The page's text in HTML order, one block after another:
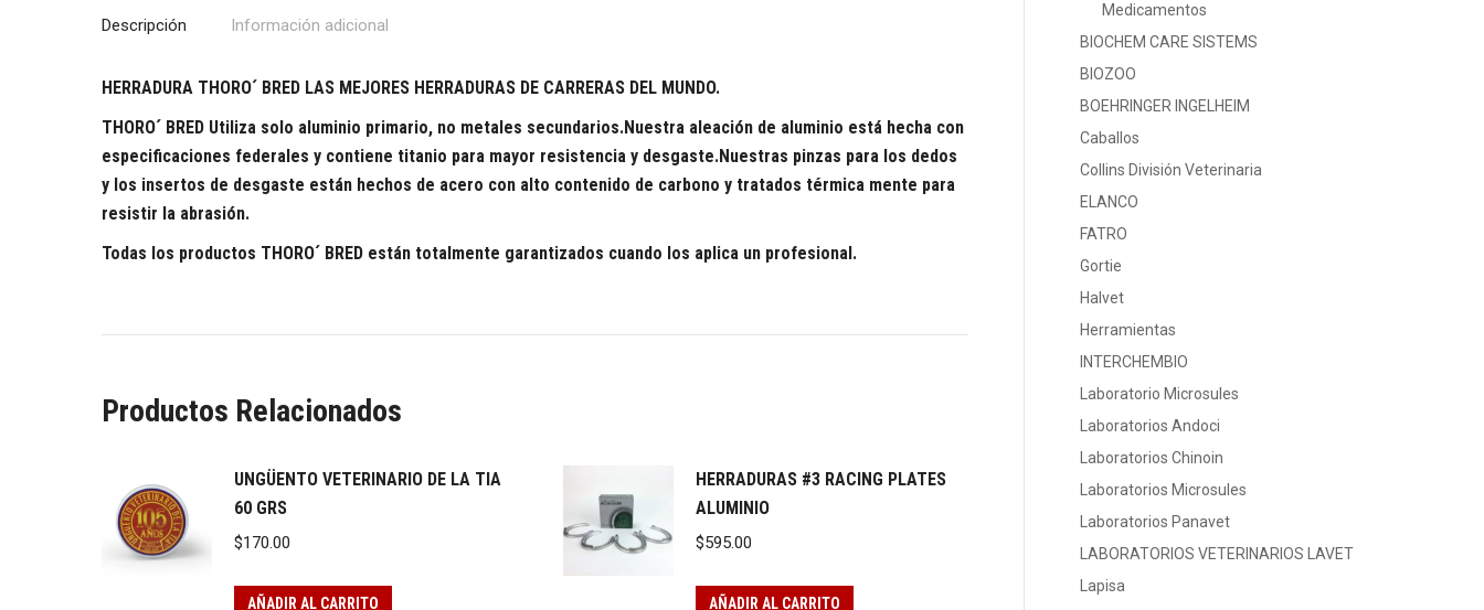
Descripción Información adicional
HERRADURA THORO´ BRED LAS MEJORES HERRADURAS DE CARRERAS DEL MUNDO.
THORO´ BRED Utiliza solo aluminio primario, no metales secundarios.Nuestra aleación de aluminio está hecha con
especificaciones federales y contiene titanio para mayor resistencia y desgaste.Nuestras pinzas para los dedos
y los insertos de desgaste están hechos de acero con alto contenido de carbono y tratados térmica mente para
resistir la abrasión.
Todas los productos THORO´ BRED están totalmente garantizados cuando los aplica un profesional.
Productos Relacionados
UNGÜENTO VETERINARIO DE LA TIA
60 GRS
$170.00
AÑADIR AL CARRITO
HERRADURAS #3 RACING PLATES
ALUMINIO
$595.00
AÑADIR AL CARRITO
Medicamentos
BIOCHEM CARE SISTEMS
BIOZOO
BOEHRINGER INGELHEIM
Caballos
Collins División Veterinaria
ELANCO
FATRO
Gortie
Halvet
Herramientas
INTERCHEMBIO
Laboratorio Microsules
Laboratorios Andoci
Laboratorios Chinoin
Laboratorios Microsules
Laboratorios Panavet
LABORATORIOS VETERINARIOS LAVET
Lapisa